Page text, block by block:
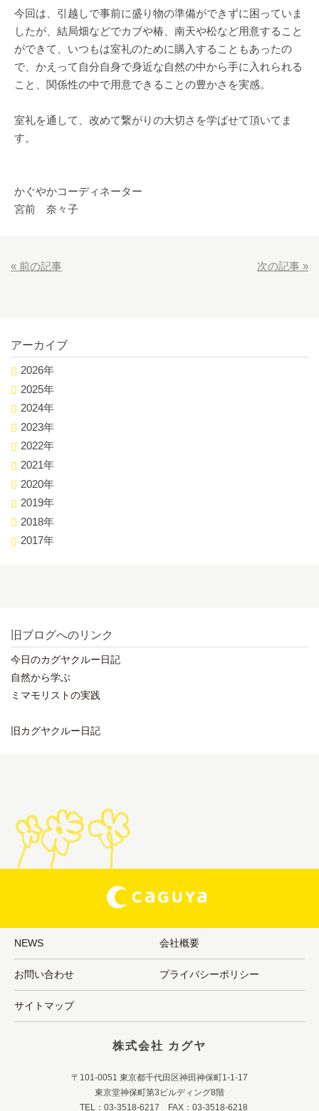
今回は、引越しで事前に盛り物の準備ができずに困っていま
したが、結局畑などでカブや椿、南天や松など用意すること
ができて、いつもは室礼のために購入することもあったの
で、かえって自分自身で身近な自然の中から手に入れられる
こと、関係性の中で用意できることの豊かさを実感。
室礼を通して、改めて繋がりの大切さを学ばせて頂いてま
す。
かぐやかコーディネーター
宮前 奈々子
« 前の記事 次の記事 »
アーカイブ
2026年
2025年
2024年
2023年
2022年
2021年
2020年
2019年
2018年
2017年
旧ブログへのリンク
今日のカグヤクルー日記
自然から学ぶ
ミマモリストの実践
旧カグヤクルー日記
NEWS 会社概要
お問い合わせ プライバシーポリシー
サイトマップ
株式会社 カグヤ
〒101-0051 東京都千代田区神田神保町1-1-17
東京堂神保町第3ビルディング8階
TEL：03-3518-6217 FAX：03-3518-6218